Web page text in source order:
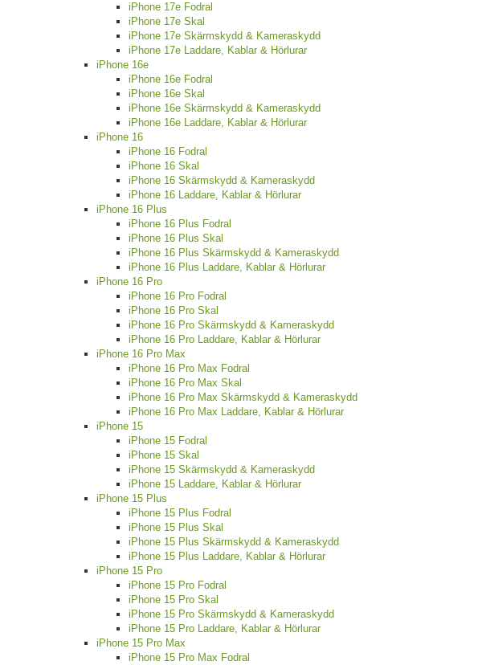
iPhone 17e Fodral
iPhone 17e Skal
iPhone 17e Skärmskydd & Kameraskydd
iPhone 17e Laddare, Kablar & Hörlurar
iPhone 16e
iPhone 16e Fodral
iPhone 16e Skal
iPhone 16e Skärmskydd & Kameraskydd
iPhone 16e Laddare, Kablar & Hörlurar
iPhone 16
iPhone 16 Fodral
iPhone 16 Skal
iPhone 16 Skärmskydd & Kameraskydd
iPhone 16 Laddare, Kablar & Hörlurar
iPhone 16 Plus
iPhone 16 Plus Fodral
iPhone 16 Plus Skal
iPhone 16 Plus Skärmskydd & Kameraskydd
iPhone 16 Plus Laddare, Kablar & Hörlurar
iPhone 16 Pro
iPhone 16 Pro Fodral
iPhone 16 Pro Skal
iPhone 16 Pro Skärmskydd & Kameraskydd
iPhone 16 Pro Laddare, Kablar & Hörlurar
iPhone 16 Pro Max
iPhone 16 Pro Max Fodral
iPhone 16 Pro Max Skal
iPhone 16 Pro Max Skärmskydd & Kameraskydd
iPhone 16 Pro Max Laddare, Kablar & Hörlurar
iPhone 15
iPhone 15 Fodral
iPhone 15 Skal
iPhone 15 Skärmskydd & Kameraskydd
iPhone 15 Laddare, Kablar & Hörlurar
iPhone 15 Plus
iPhone 15 Plus Fodral
iPhone 15 Plus Skal
iPhone 15 Plus Skärmskydd & Kameraskydd
iPhone 15 Plus Laddare, Kablar & Hörlurar
iPhone 15 Pro
iPhone 15 Pro Fodral
iPhone 15 Pro Skal
iPhone 15 Pro Skärmskydd & Kameraskydd
iPhone 15 Pro Laddare, Kablar & Hörlurar
iPhone 15 Pro Max
iPhone 15 Pro Max Fodral